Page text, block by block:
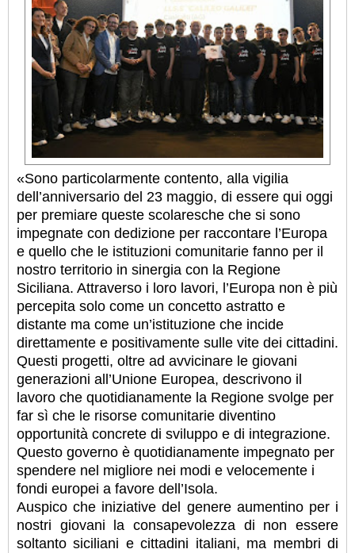
«Sono particolarmente contento, alla vigilia
dell’anniversario del 23 maggio, di essere qui oggi
per premiare queste scolaresche che si sono
impegnate con dedizione per raccontare l’Europa
e quello che le istituzioni comunitarie fanno per il
nostro territorio in sinergia con la Regione
Siciliana. Attraverso i loro lavori, l’Europa non è più
percepita solo come un concetto astratto e
distante ma come un’istituzione che incide
direttamente e positivamente sulle vite dei cittadini.
Questi progetti, oltre ad avvicinare le giovani
generazioni all’Unione Europea, descrivono il
lavoro che quotidianamente la Regione svolge per
far sì che le risorse comunitarie diventino
opportunità concrete di sviluppo e di integrazione.
Questo governo è quotidianamente impegnato per
spendere nel migliore nei modi e velocemente i
fondi europei a favore dell’Isola.
Auspico che iniziative del genere aumentino per i
nostri giovani la consapevolezza di non essere
soltanto siciliani e cittadini italiani, ma membri di